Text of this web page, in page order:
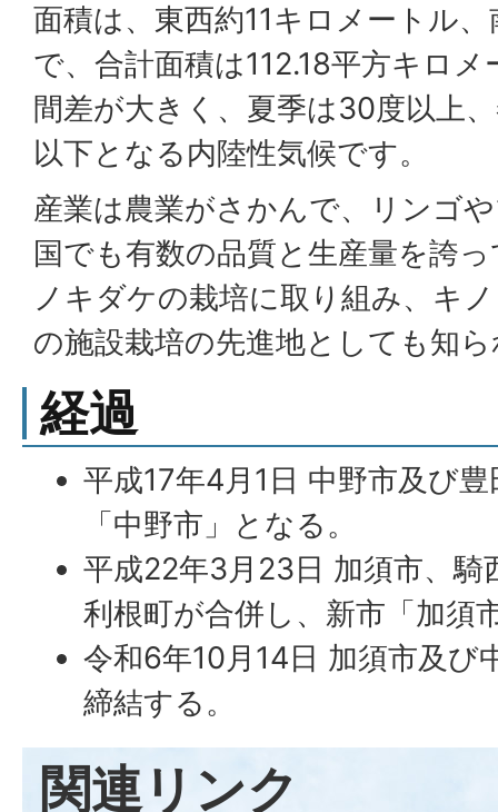
面積は、東西約11キロメートル
で、合計面積は112.18平方キロ
間差が大きく、夏季は30度以上
以下となる内陸性気候です。
産業は農業がさかんで、リンゴ
国でも有数の品質と生産量を誇
ノキダケの栽培に取り組み、キ
の施設栽培の先進地としても知
経過
平成17年4月1日 中野市及び
「中野市」となる。
平成22年3月23日 加須市、騎
利根町が合併し、新市「加須
令和6年10月14日 加須市及び
締結する。
関連リンク